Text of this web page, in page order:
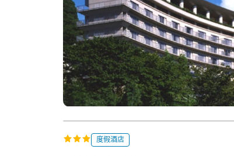
a
r
c
h
度假酒店